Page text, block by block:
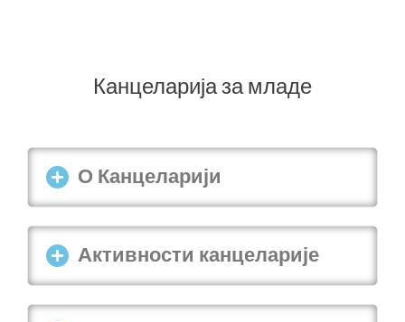
Канцеларија за младе
О Канцеларији
Активности канцеларије